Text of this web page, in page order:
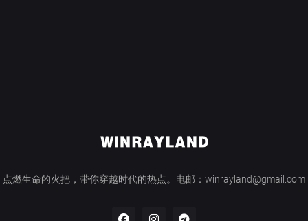
点燃生命的火把，带你穿越时代的热点。电邮：winrayland@gmail.com